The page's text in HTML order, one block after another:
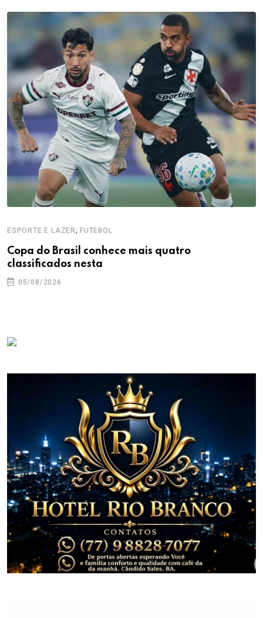
ESPORTE E LAZER, FUTEBOL
Copa do Brasil conhece mais quatro
classificados nesta
05/08/2026